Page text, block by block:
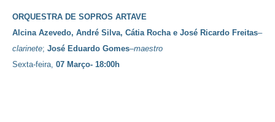
ORQUESTRA DE SOPROS ARTAVE
Alcina Azevedo, André Silva, Cátia Rocha e José Ricardo Freitas–
clarinete; José Eduardo Gomes–maestro
Sexta-feira, 07 Março- 18:00h